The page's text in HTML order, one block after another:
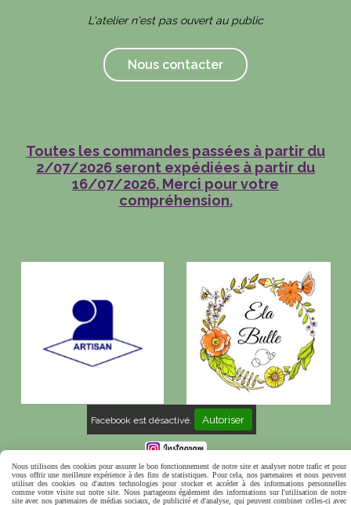
L'atelier n'est pas ouvert au public
Nous contacter
Toutes les commandes passées à partir du
2/07/2026 seront expédiées à partir du
16/07/2026. Merci pour votre
compréhension.
Facebook est désactivé. Autoriser
Mentions Légales
Conditions générales de vente
Politique de confidentialité
Gestion cookies Mon
Compte
Nous utilisons des cookies pour assurer le bon fonctionnement de notre site et analyser notre trafic et pour
vous offrir une meilleure expérience à des fins de statistiques. Pour cela, nos partenaires et nous peuvent
utiliser des cookies ou d'autres technologies pour stocker et accéder à des informations personnelles
comme votre visite sur notre site. Nous partageons également des informations sur l'utilisation de notre
site avec nos partenaires de médias sociaux, de publicité et d'analyse, qui peuvent combiner celles-ci avec